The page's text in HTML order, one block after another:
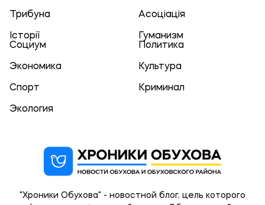
Трибуна Асоціація
Історії
Гуманизм
Социум
Политика
Экономика Культура
Спорт Криминал
Экология
"Хроники Обухова" - новостной блог, цель которого